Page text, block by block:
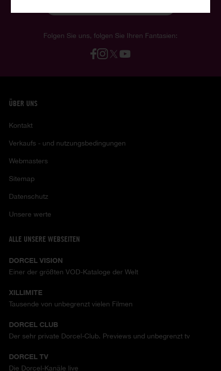
Folgen Sie uns, folgen Sie Ihren Fantasien:
ÜBER UNS
Kontakt
Verkaufs - und nutzungsbedingungen
Webmasters
Sitemap
Datenschutz
Unsere werte
ALLE UNSERE WEBSEITEN
DORCEL VISION
Einer der größten VOD-Kataloge der Welt
XILLIMITE
Tausende von unbegrenzt vielen Filmen
DORCEL CLUB
Der sehr private Dorcel-Club. Previews und unbegrenzt tv
DORCEL TV
Die Dorcel-Kanäle live